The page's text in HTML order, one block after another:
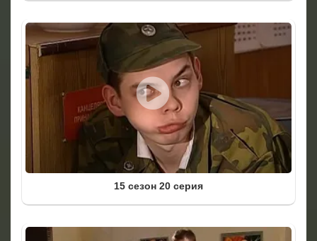
15 сезон 20 серия